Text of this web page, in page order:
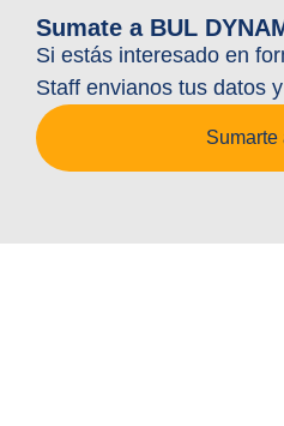
Sumate a BUL
Si estás interesado en
Staff envianos tus datos
Sumarte